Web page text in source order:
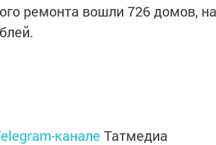
ремонта вошли 726 домов, на
канале Татмедиа